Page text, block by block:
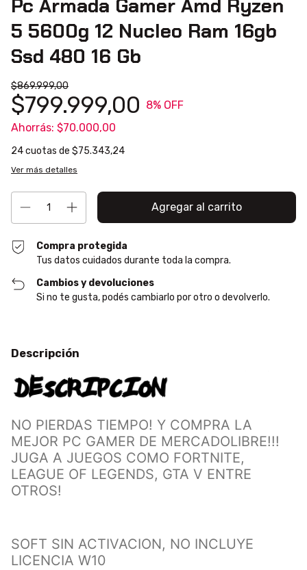
Pc Armada Gamer Amd Ryzen
5 5600g 12 Nucleo Ram 16gb
Ssd 480 16 Gb
$869.999,00
$799.999,00 8% OFF
Ahorrás: $70.000,00
24cuotas de $75.343,24
Ver más detalles
Compra protegida
Tus datos cuidados durante toda la compra.
Cambios y devoluciones
Si no te gusta, podés cambiarlo por otro o devolverlo.
Descripción
NO PIERDAS TIEMPO! Y COMPRA LA
MEJOR PC GAMER DE MERCADOLIBRE!!!
JUGA A JUEGOS COMO FORTNITE,
LEAGUE OF LEGENDS, GTA V ENTRE
OTROS!
SOFT SIN ACTIVACION, NO INCLUYE
LICENCIA W10